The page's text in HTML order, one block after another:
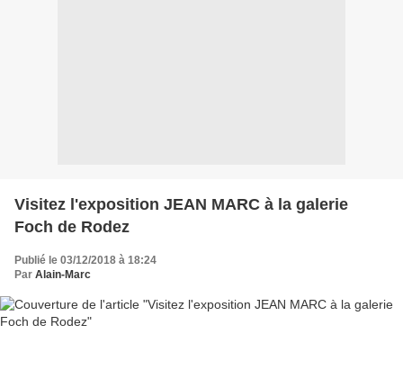
Visitez l'exposition JEAN MARC à la galerie
Foch de Rodez
Publié le 03/12/2018 à 18:24
Par Alain-Marc